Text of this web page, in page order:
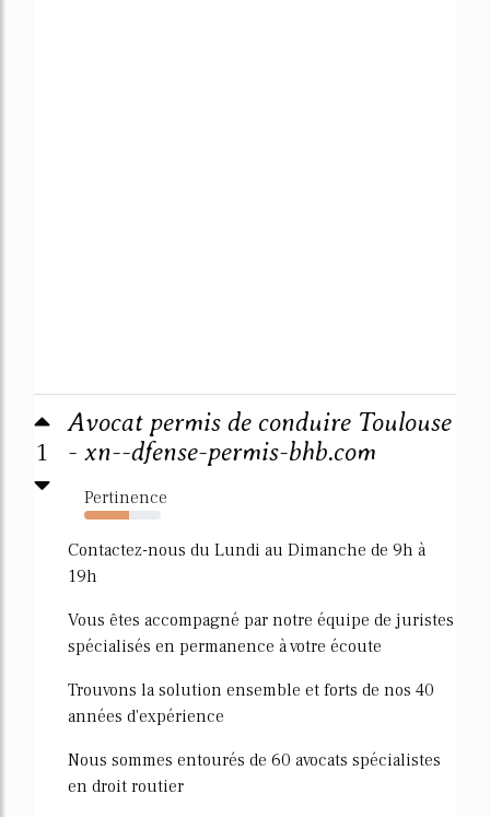
1
Avocat permis de conduire Toulouse
- xn--dfense-permis-bhb.com
Pertinence
59%
Contactez-nous du Lundi au Dimanche de 9h à
19h
Vous êtes accompagné par notre équipe de juristes
spécialisés en permanence à votre écoute
Trouvons la solution ensemble et forts de nos 40
années d'expérience
Nous sommes entourés de 60 avocats spécialistes
en droit routier